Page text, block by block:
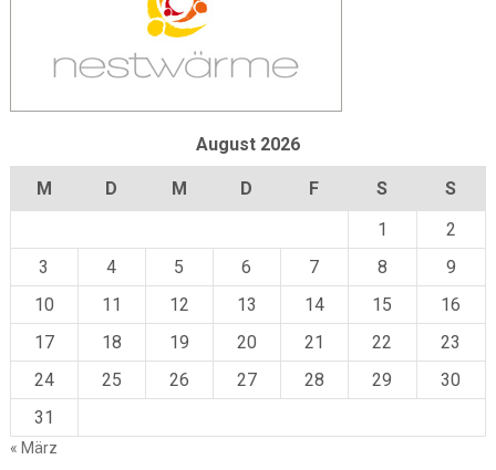
August 2026
M D M D F S
S
1
2
3
4 5 6 7 8
9
10
11 12 13 14 15
16
17
18 19 20 21 22
23
24
25 26 27 28 29
30
31
« März